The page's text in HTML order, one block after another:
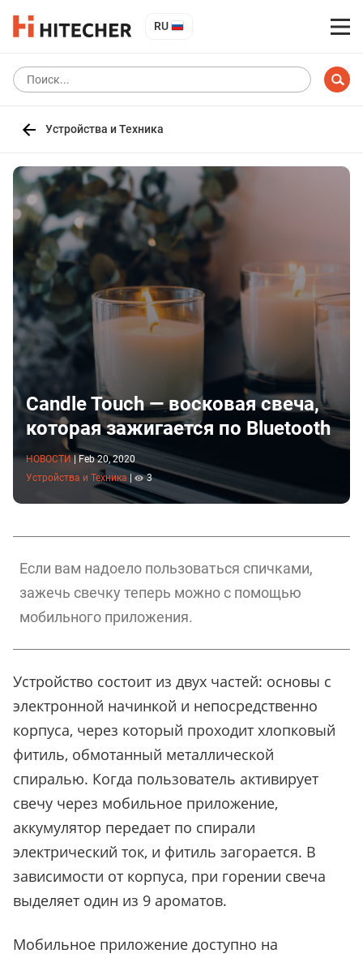
RU
Устройства и Техника
Candle Touch — восковая свеча,
которая зажигается по Bluetooth
НОВОСТИ | Feb 20, 2020
Устройства и Техника
3
Если вам надоело пользоваться спичками,
зажечь свечку теперь можно с помощью
мобильного приложения.
Устройство состоит из двух частей: основы с
электронной начинкой и непосредственно
корпуса, через который проходит хлопковый
фитиль, обмотанный металлической
спиралью. Когда пользователь активирует
свечу через мобильное приложение,
аккумулятор передает по спирали
электрический ток, и фитиль загорается. В
зависимости от корпуса, при горении свеча
выделяет один из 9 ароматов.
Мобильное приложение доступно на